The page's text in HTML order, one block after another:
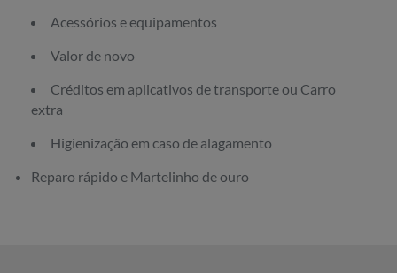
Acessórios e equipamentos
Valor de novo
Créditos em aplicativos de transporte ou Carro
extra
Higienização em caso de alagamento
Reparo rápido e Martelinho de ouro